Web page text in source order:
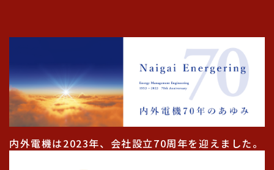
内外電機は2023年、会社設立70周年を迎えました。